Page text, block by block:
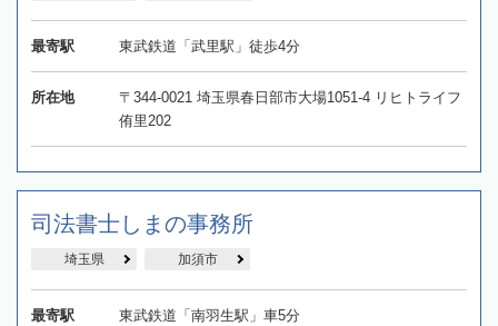
最寄駅 東武鉄道「武里駅」徒歩4分
所在地
〒344-0021 埼玉県春日部市大場1051-4 リヒトライフ
侑里202
司法書士しまの事務所
埼玉県 加須市
最寄駅 東武鉄道「南羽生駅」車5分